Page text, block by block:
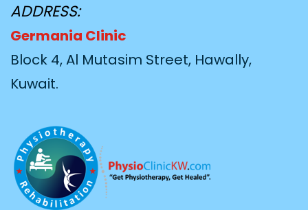
ADDRESS:
Germania Clinic
Block 4, Al Mutasim Street, Hawally,
Kuwait.